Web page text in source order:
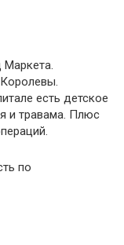
Маркета.
есть детское
и травама. Плюс
по